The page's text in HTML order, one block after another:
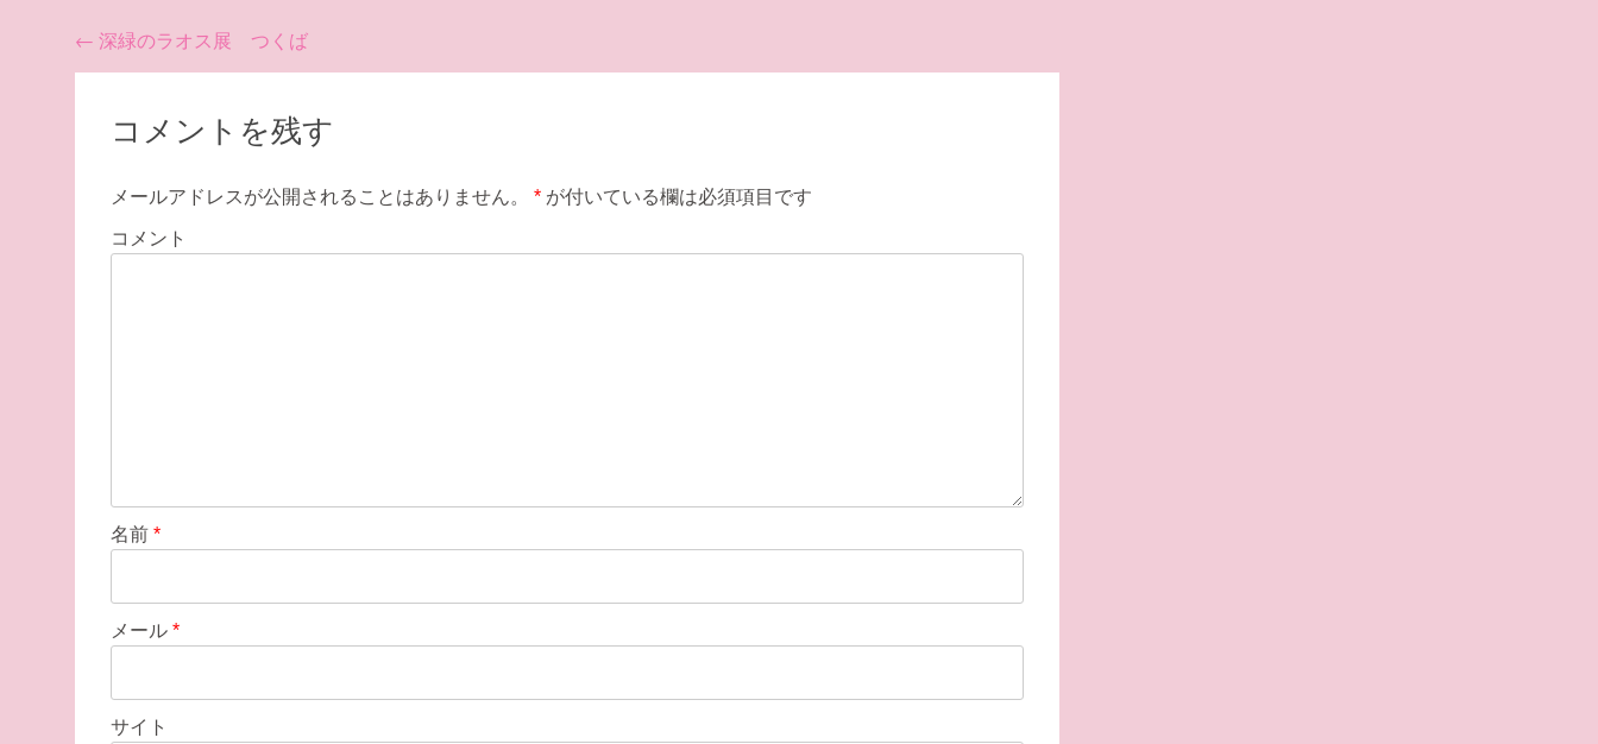
投
稿
← 深緑のラオス展 つくば
コメントを残す
メールアドレスが公開されることはありません。 * が付いている欄は必須項目です
コメント
名前 *
メール *
サイト